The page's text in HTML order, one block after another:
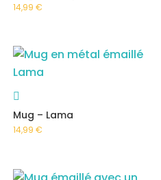
14,99€
Mug – Lama
14,99€